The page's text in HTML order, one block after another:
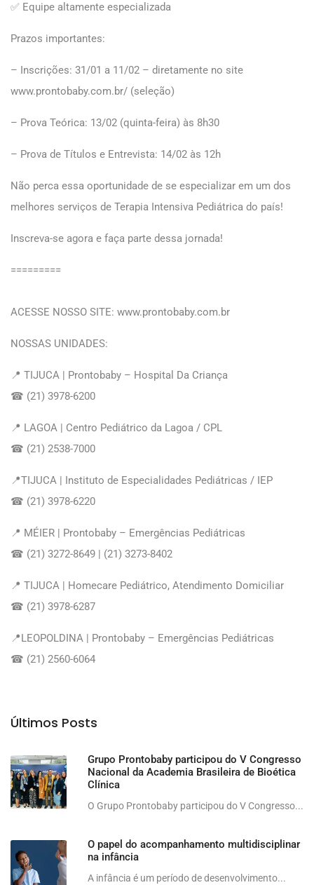
✅ Equipe altamente especializada
Prazos importantes:
– Inscrições: 31/01 a 11/02 – diretamente no site
www.prontobaby.com.br/ (seleção)
– Prova Teórica: 13/02 (quinta-feira) às 8h30
– Prova de Títulos e Entrevista: 14/02 às 12h
Não perca essa oportunidade de se especializar em um dos
melhores serviços de Terapia Intensiva Pediátrica do país!
Inscreva-se agora e faça parte dessa jornada!
=========⠀⠀
ACESSE NOSSO SITE: www.prontobaby.com.br
NOSSAS UNIDADES:⠀
📍 TIJUCA | Prontobaby – Hospital Da Criança
☎ (21) 3978-6200
📍 LAGOA | Centro Pediátrico da Lagoa / CPL
☎ (21) 2538-7000
📍TIJUCA | Instituto de Especialidades Pediátricas / IEP
☎ (21) 3978-6220
📍 MÉIER | Prontobaby – Emergências Pediátricas
☎ (21) 3272-8649 | (21) 3273-8402
📍 TIJUCA | Homecare Pediátrico, Atendimento Domiciliar
☎ (21) 3978-6287
📍LEOPOLDINA | Prontobaby – Emergências Pediátricas
☎ (21) 2560-6064
Últimos Posts
Grupo Prontobaby participou do V Congresso
Nacional da Academia Brasileira de Bioética
Clínica
O Grupo Prontobaby participou do V Congresso...
O papel do acompanhamento multidisciplinar
na infância
A infância é um período de desenvolvimento...